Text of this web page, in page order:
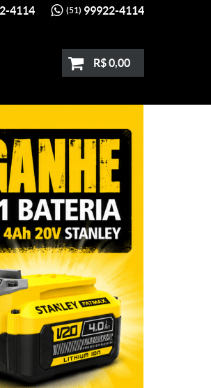
4114 (51) 99922-4114
R$ 0,00